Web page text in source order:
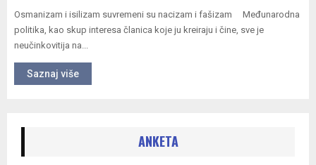
Osmanizam i isilizam suvremeni su nacizam i fašizam Međunarodna
politika, kao skup interesa članica koje ju kreiraju i čine, sve je
neučinkovitija na...
Saznaj više
ANKETA